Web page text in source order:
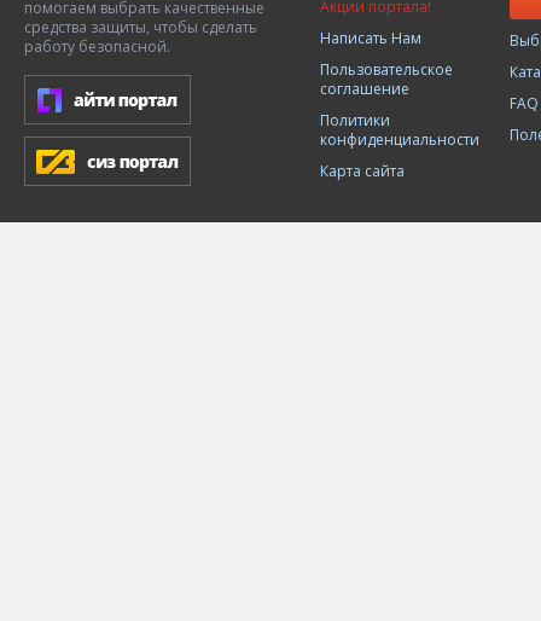
помогаем выбрать качественные
средства защиты, чтобы сделать
работу безопасной.
Акции портала!
Написать Нам
Пользовательское
соглашение
Политики
конфиденциальности
Карта сайта
FAQ